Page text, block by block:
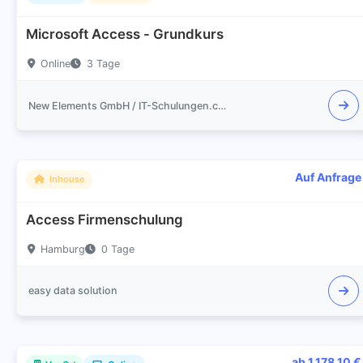
Microsoft Access - Grundkurs
Online 3 Tage
New Elements GmbH / IT-Schulungen.com
Inhouse Auf Anfrage
Access Firmenschulung
Hamburg 0 Tage
easy data solution